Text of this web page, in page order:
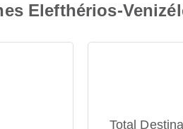
Elefthérios-
Total